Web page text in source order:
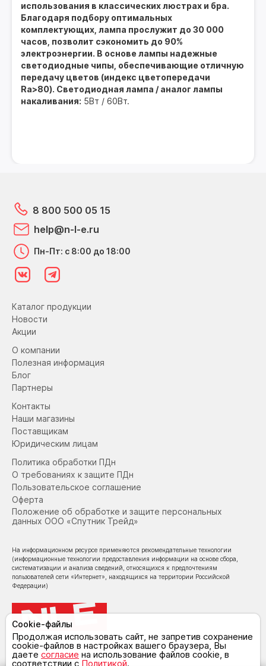
использования в классических люстрах и бра.
Благодаря подбору оптимальных
комплектующих, лампа прослужит до 30 000
часов, позволит сэкономить до 90%
электроэнергии. В основе лампы надежные
светодиодные чипы, обеспечивающие отличную
передачу цветов (индекс цветопередачи
Ra>80). Светодиодная лампа / аналог лампы
накаливания: 5Вт / 60Вт.
Каталог продукции
Новости
Акции
О компании
Полезная информация
Блог
Партнеры
Контакты
Наши магазины
Поставщикам
Юридическим лицам
Политика обработки ПДн
О требованиях к защите ПДн
Пользовательское соглашение
Оферта
Положение об обработке и защите персональных
данных ООО «Спутник Трейд»
8 800 500 05 15
help@n-l-e.ru
Пн-Пт: с 8:00 до 18:00
© NoLimit Electronics 2026
На информационном ресурсе применяются рекомендательные технологии
(информационные технологии предоставления информации на основе сбора,
систематизации и анализа сведений, относящихся к предпочтениям
пользователей сети «Интернет», находящихся на территории Российской
Федерации)
Cookie-файлы
Продолжая использовать сайт, не запретив сохранение
cookie-файлов в настройках вашего браузера, Вы
даете согласие на использование файлов cookie, в
соответствии с Политикой.